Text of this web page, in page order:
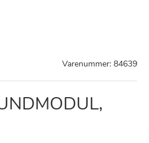
Varenummer: 84639